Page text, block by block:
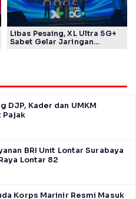
Libas Pesaing, XL Ultra 5G+
Sabet Gelar Jaringan
DJP, Kader dan UMKM
Pajak
BRI Unit Lontar Surabaya
Lontar 82
Korps Marinir Resmi Masuk